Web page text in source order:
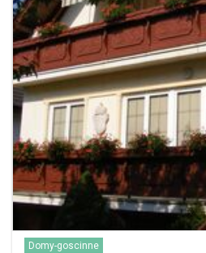
Domy-goscinne